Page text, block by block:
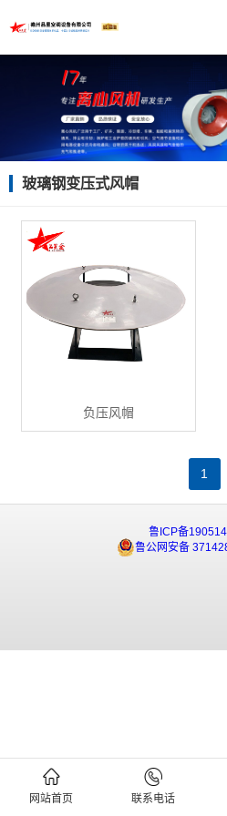
玻璃钢变压式风帽
负压风帽
1
鲁ICP备
鲁公网安备
网站首页 联系电话